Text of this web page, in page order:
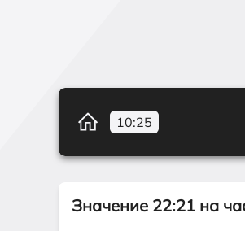
10:25
Значение 22:21 на